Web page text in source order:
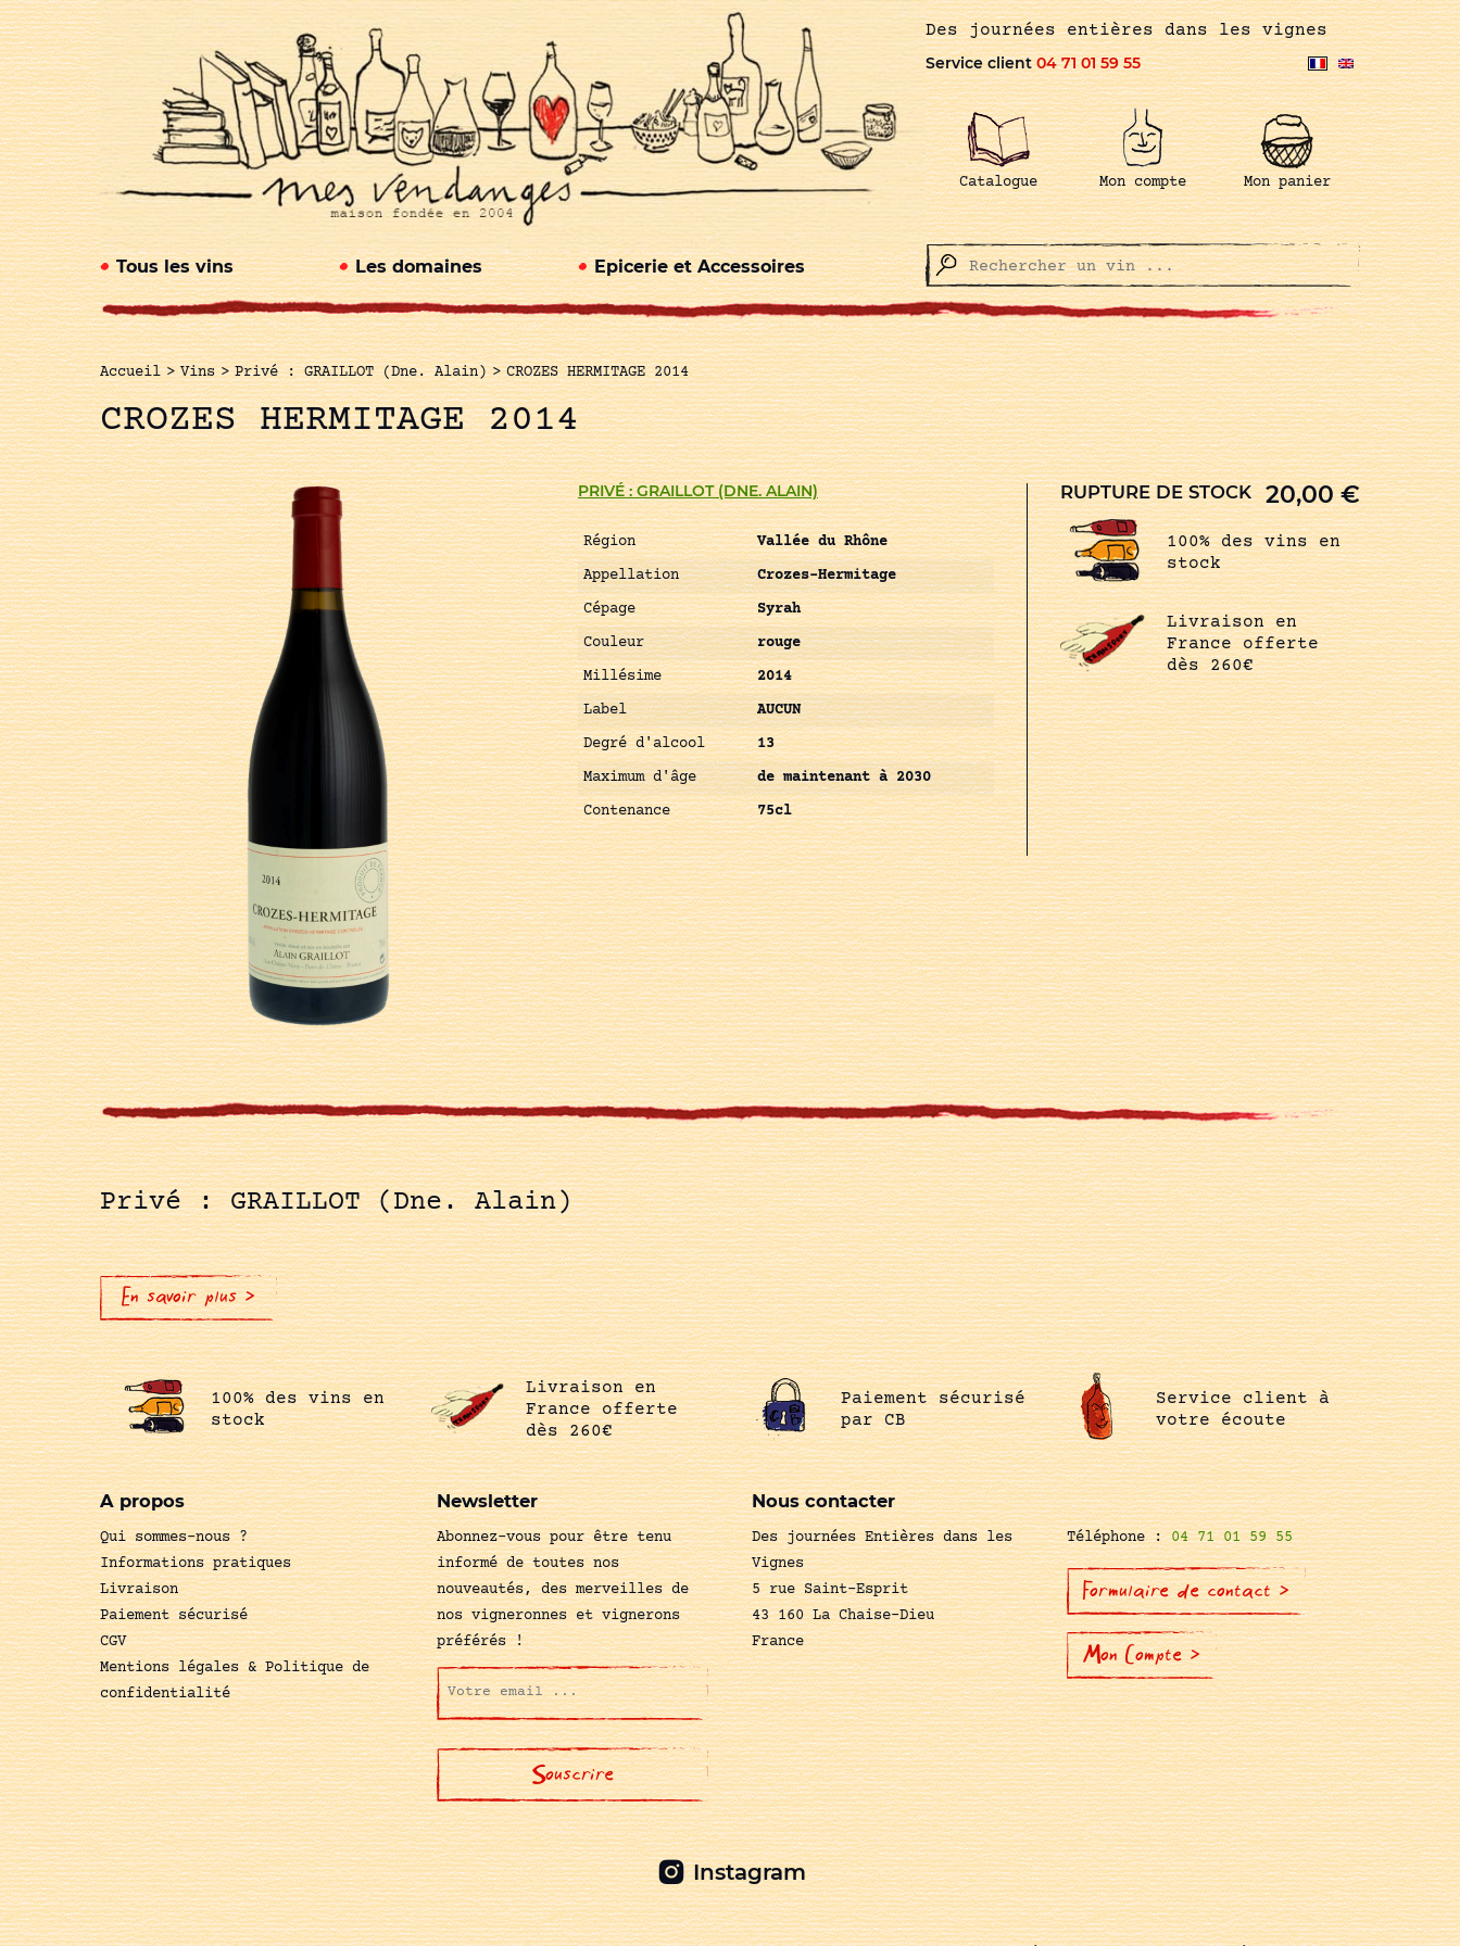
Des journées entières dans les vignes
Service client04 71 01 59 55
Catalogue Mon compte Mon panier
Tous les vins Les domaines Epicerie et Accessoires
Accueil > Vins > Privé : GRAILLOT (Dne. Alain) > CROZES HERMITAGE 2014
CROZES HERMITAGE 2014
PRIVÉ : GRAILLOT (DNE. ALAIN)
Région
Vallée du Rhône
Appellation
Crozes-Hermitage
Cépage
Syrah
Couleur
rouge
Millésime
2014
Label
AUCUN
Degré d'alcool
13
Maximum d'âge
de maintenant à 2030
Contenance
75cl
RUPTURE DE STOCK 20,00€
100% des vins en
stock
Livraison en
France offerte
dès 260€
Privé : GRAILLOT (Dne. Alain)
En savoir plus >
100% des vins en
stock
Livraison en
France offerte
dès 260€
Paiement sécurisé
par CB
Service client à
votre écoute
A propos
Qui sommes-nous ?
Informations pratiques
Livraison
Paiement sécurisé
CGV
Mentions légales & Politique de
confidentialité
Newsletter
Abonnez-vous pour être tenu
informé de toutes nos
nouveautés, des merveilles de
nos vigneronnes et vignerons
préférés !
Nous contacter
Des journées Entières dans les
Vignes
5 rue Saint-Esprit
43 160 La Chaise-Dieu
France
Téléphone :04 71 01 59 55
Formulaire de contact >
Mon Compte >
Instagram